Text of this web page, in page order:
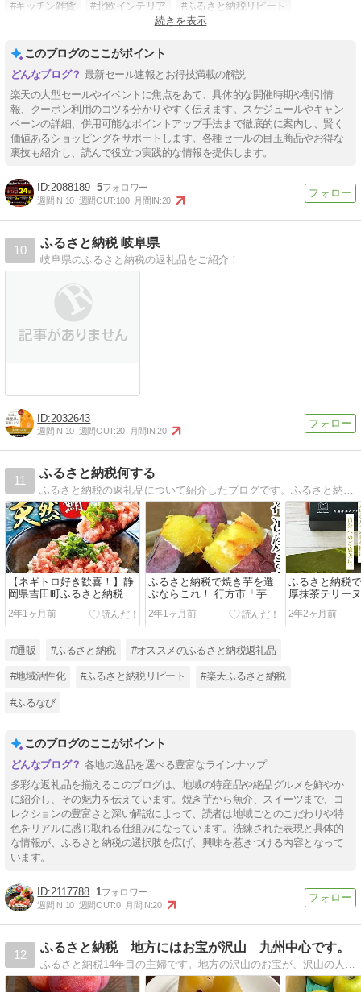
#キッチン雑貨 #北欧インテリア #ふるさと納税リピート
続きを表示
このブログのここがポイント
最新セール速報とお得技満載の解説
楽天の大型セールやイベントに焦点をあて、具体的な開催時期や割引情
報、クーポン利用のコツを分かりやすく伝えます。スケジュールやキャン
ペーンの詳細、併用可能なポイントアップ手法まで徹底的に案内し、賢く
価値あるショッピングをサポートします。各種セールの目玉商品やお得な
裏技も紹介し、読んで役立つ実践的な情報を提供します。
2088189 5
週間IN:10 週間OUT:100 月間IN:20
10
ふるさと納税 岐阜県
岐阜県のふるさと納税の返礼品をご紹介！
2032643
週間IN:10 週間OUT:20 月間IN:20
11
ふるさと納税何する
ふるさと納税の返礼品について紹介したブログです。ふるさと納税は、それぞれの事業者や自治体の想いがあります。このサイトは、金額や還元率だけでなく、返礼品のストーリーをもとに記事を書いたふるさと納税に特化したブログです。
【ネギトロ好き歓喜！】静
岡県吉田町ふるさと納税
「マグロ ネギトロ 小分け
60g×15 計900g」
2年1ヶ月前
ふるさと納税で焼き芋を選
ぶならこれ！ 行方市「芋屋
はしもと」の絶品焼き芋
2年1ヶ月前
ふるさと納税
厚抹茶テリー
ーツタイム
2年2ヶ月前
#通販 #ふるさと納税 #オススメのふるさと納税返礼品
#地域活性化 #ふるさと納税リピート #楽天ふるさと納税
#ふるなび
このブログのここがポイント
各地の逸品を選べる豊富なラインナップ
多彩な返礼品を揃えるこのブログは、地域の特産品や絶品グルメを鮮やか
に紹介し、その魅力を伝えています。焼き芋から魚介、スイーツまで、コ
レクションの豊富さと深い解説によって、読者は地域ごとのこだわりや特
色をリアルに感じ取れる仕組みになっています。洗練された表現と具体的
な情報が、ふるさと納税の選択肢を広げ、興味を惹きつける内容となって
います。
2117788 1
週間IN:10 週間OUT:0 月間IN:20
12
ふるさと納税 地方にはお宝が沢山 九州中心です。
ふるさと納税14年目の主婦です。地方の沢山のお宝が、沢山の人に届き、地方活性化になればいいなと思っています。